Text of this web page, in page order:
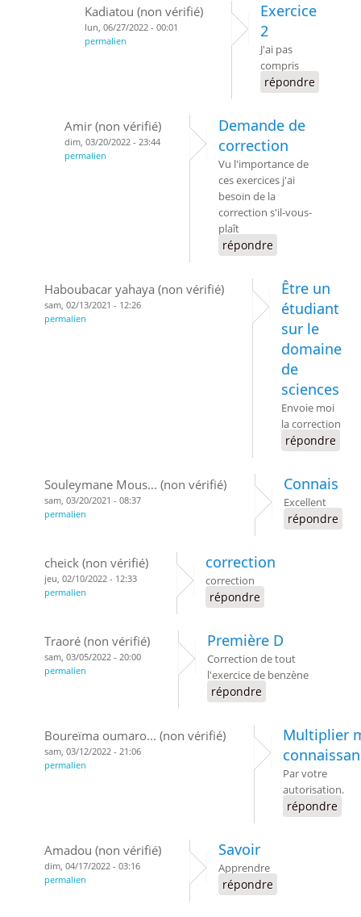
Kadiatou (non vérifié)
lun, 06/27/2022 - 00:01
permalien
Exercice
2
J'ai pas
compris
répondre
Amir (non vérifié)
dim, 03/20/2022 - 23:44
permalien
Demande de
correction
Vu l'importance de
ces exercices j'ai
besoin de la
correction s'il-vous-
plaît
répondre
Haboubacar yahaya (non vérifié)
sam, 02/13/2021 - 12:26
permalien
Être un
étudiant
sur le
domaine
de
sciences
Envoie moi
la correction
répondre
Souleymane Mous... (non vérifié)
sam, 03/20/2021 - 08:37
permalien
Connais
Excellent
répondre
cheick (non vérifié)
jeu, 02/10/2022 - 12:33
permalien
correction
correction
répondre
Traoré (non vérifié)
sam, 03/05/2022 - 20:00
permalien
Première D
Correction de tout
l'exercice de benzène
répondre
Boureïma oumaro... (non vérifié)
sam, 03/12/2022 - 21:06
permalien
Multiplier
Par votre
autorisation.
répondre
Amadou (non vérifié)
dim, 04/17/2022 - 03:16
permalien
Savoir
Apprendre
répondre